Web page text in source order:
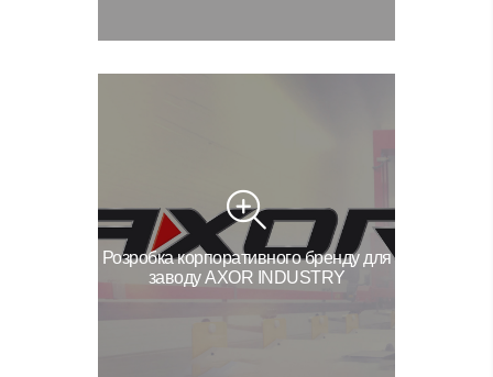
Розробка корпоративного бренду для
заводу AXOR INDUSTRY